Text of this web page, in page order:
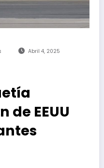
Abril 4, 2025
de EEUU